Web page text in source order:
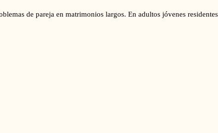
de pareja en matrimonios largos. En adultos jóvenes